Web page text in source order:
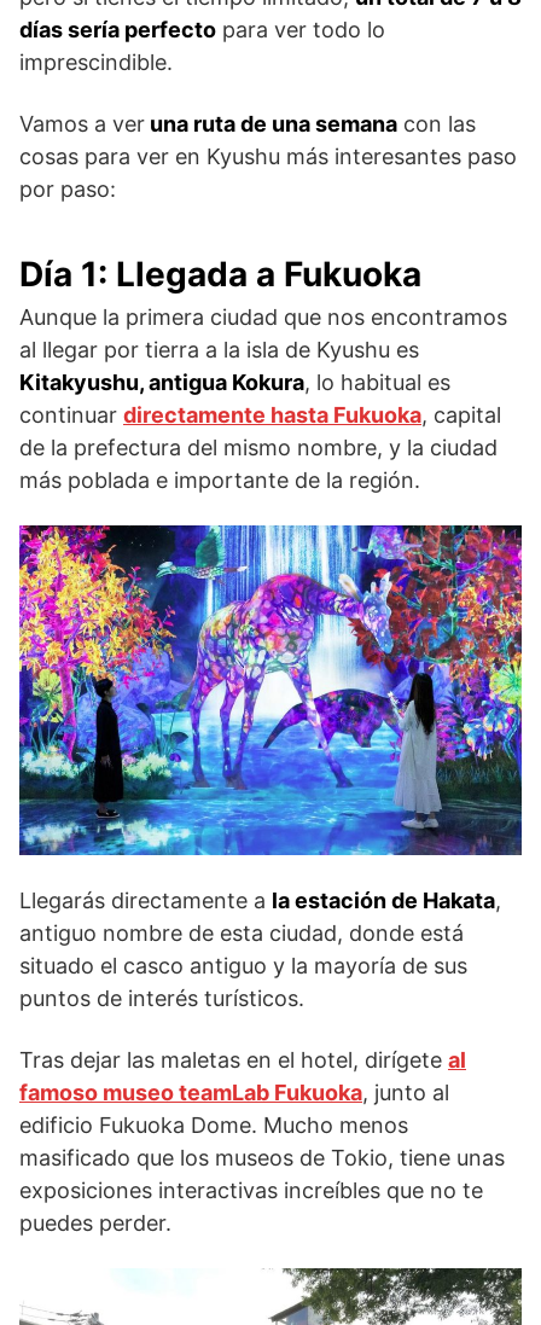
días sería perfecto para ver todo lo
imprescindible.
Vamos a ver una ruta de una semana con las
cosas para ver en Kyushu más interesantes paso
por paso:
Día 1: Llegada a Fukuoka
Aunque la primera ciudad que nos encontramos
al llegar por tierra a la isla de Kyushu es
Kitakyushu, antigua Kokura, lo habitual es
continuar directamente hasta Fukuoka, capital
de la prefectura del mismo nombre, y la ciudad
más poblada e importante de la región.
Llegarás directamente a la estación de Hakata,
antiguo nombre de esta ciudad, donde está
situado el casco antiguo y la mayoría de sus
puntos de interés turísticos.
Tras dejar las maletas en el hotel, dirígete al
famoso museo teamLab Fukuoka, junto al
edificio Fukuoka Dome. Mucho menos
masificado que los museos de Tokio, tiene unas
exposiciones interactivas increíbles que no te
puedes perder.